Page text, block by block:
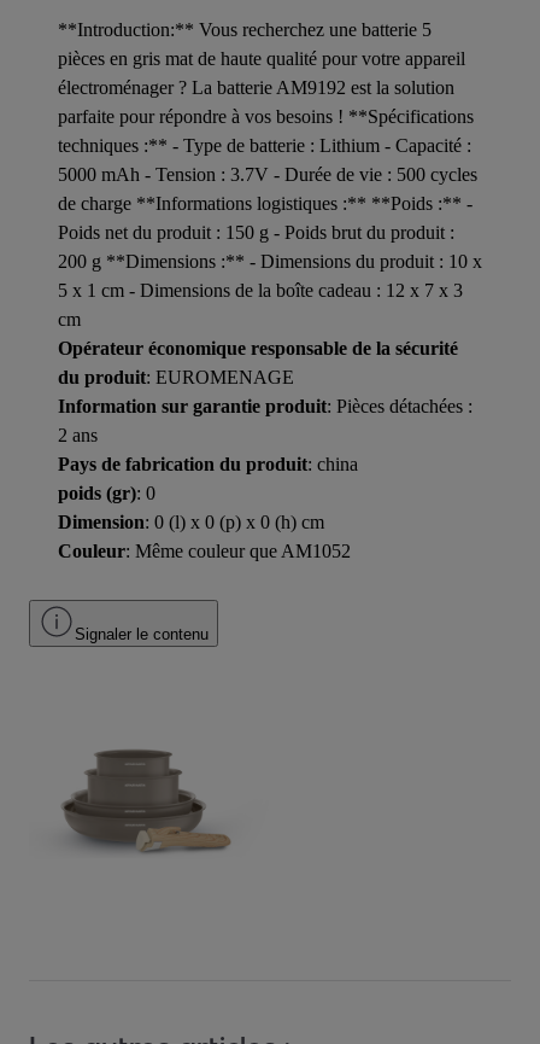
**Introduction:** Vous recherchez une batterie 5
pièces en gris mat de haute qualité pour votre appareil
électroménager ? La batterie AM9192 est la solution
parfaite pour répondre à vos besoins ! **Spécifications
techniques :** - Type de batterie : Lithium - Capacité :
5000 mAh - Tension : 3.7V - Durée de vie : 500 cycles
de charge **Informations logistiques :** **Poids :** -
Poids net du produit : 150 g - Poids brut du produit :
200 g **Dimensions :** - Dimensions du produit : 10 x
5 x 1 cm - Dimensions de la boîte cadeau : 12 x 7 x 3
cm
Opérateur économique responsable de la sécurité
du produit: EUROMENAGE
Information sur garantie produit: Pièces détachées :
2 ans
Pays de fabrication du produit: china
poids (gr): 0
Dimension: 0 (l) x 0 (p) x 0 (h) cm
Couleur: Même couleur que AM1052
Signaler le contenu